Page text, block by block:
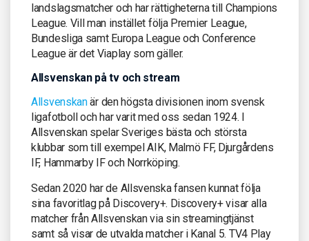
landslagsmatcher och har rättigheterna till Champions
League. Vill man instället följa Premier League,
Bundesliga samt Europa League och Conference
League är det Viaplay som gäller.
Allsvenskan på tv och stream
Allsvenskanär den högsta divisionen inom svensk
ligafotboll och har varit med oss sedan 1924. I
Allsvenskan spelar Sveriges bästa och största
klubbar som till exempel AIK, Malmö FF, Djurgårdens
IF, Hammarby IF och Norrköping.
Sedan 2020 har de Allsvenska fansen kunnat följa
sina favoritlag på Discovery+. Discovery+ visar alla
matcher från Allsvenskan via sin streamingtjänst
samt så visar de utvalda matcher i Kanal 5. TV4 Play